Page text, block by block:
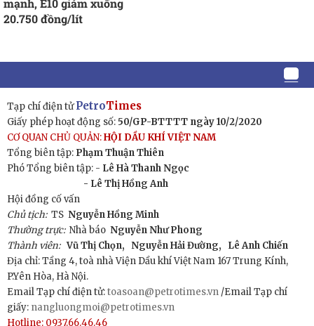
20.750 đồng/lít
Tạp chí điện tửPetroTimes
Giấy phép hoạt động số: 50/GP-BTTTT ngày 10/2/2020
CƠ QUAN CHỦ QUẢN:HỘI DẦU KHÍ VIỆT NAM
Tổng biên tập: Phạm Thuận Thiên
Phó Tổng biên tập: - Lê Hà Thanh Ngọc
- Lê Thị Hồng Anh
Hội đồng cố vấn
Chủ tịch:TS Nguyễn Hồng Minh
Thường trực: Nhà báo Nguyễn Như Phong
Thành viên: Vũ Thị Chọn, Nguyễn Hải Đường,
Lê Anh Chiến
Địa chỉ: Tầng 4, toà nhà Viện Dầu khí Việt Nam 167 Trung Kính,
P.Yên Hòa, Hà Nội.
Email Tạp chí điện tử:toasoan@petrotimes.vn /Email Tạp chí
giấy: nangluongmoi@petrotimes.vn
Hotline: 0937.66.46.46